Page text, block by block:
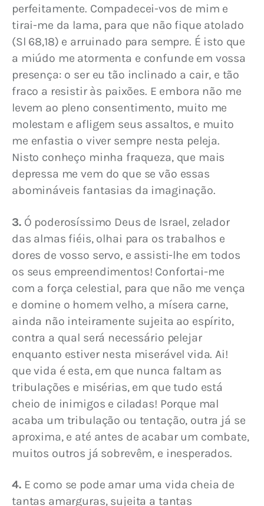
perfeitamente. Compadecei-vos de mim e
tirai-me da lama, para que não fique atolado
(Sl 68,18) e arruinado para sempre. É isto que
a miúdo me atormenta e confunde em vossa
presença: o ser eu tão inclinado a cair, e tão
fraco a resistir às paixões. E embora não me
levem ao pleno consentimento, muito me
molestam e afligem seus assaltos, e muito
me enfastia o viver sempre nesta peleja.
Nisto conheço minha fraqueza, que mais
depressa me vem do que se vão essas
abomináveis fantasias da imaginação.
3. Ó poderosíssimo Deus de Israel, zelador
das almas fiéis, olhai para os trabalhos e
dores de vosso servo, e assisti-lhe em todos
os seus empreendimentos! Confortai-me
com a força celestial, para que não me vença
e domine o homem velho, a mísera carne,
ainda não inteiramente sujeita ao espírito,
contra a qual será necessário pelejar
enquanto estiver nesta miserável vida. Ai!
que vida é esta, em que nunca faltam as
tribulações e misérias, em que tudo está
cheio de inimigos e ciladas! Porque mal
acaba um tribulação ou tentação, outra já se
aproxima, e até antes de acabar um combate,
muitos outros já sobrevêm, e inesperados.
4. E como se pode amar uma vida cheia de
tantas amarguras, sujeita a tantas